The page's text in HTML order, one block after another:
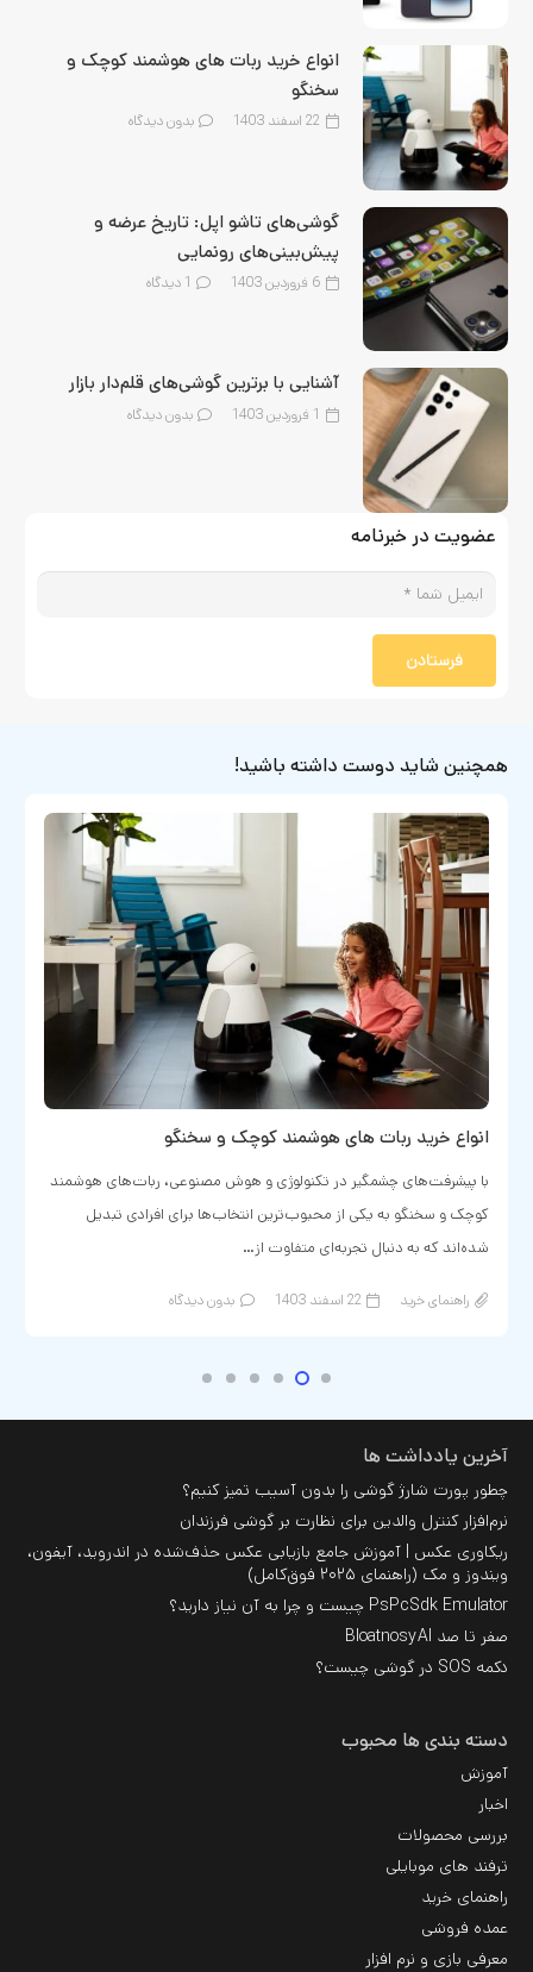
انواع خرید ربات های هوشمند کوچک و
سخنگو
22 اسفند 1403 بدون دیدگاه
گوشی‌های تاشو اپل: تاریخ عرضه و
پیش‌بینی‌های رونمایی
6 فروردین 1403 1 دیدگاه
آشنایی با برترین گوشی‌های قلم‌‌دار بازار
1 فروردین 1403 بدون دیدگاه
عضویت در خبرنامه
فرستادن
همچنین شاید دوست داشته باشید!
انواع خرید ربات های هوشمند کوچک و سخنگو
با پیشرفت‌های چشمگیر در تکنولوژی و هوش مصنوعی، ربات‌های هوشمند
کوچک و سخنگو به یکی از محبوب‌ترین انتخاب‌ها برای افرادی تبدیل
شده‌اند که به دنبال تجربه‌ای متفاوت از…
راهنمای خرید 22 اسفند 1403 بدون دیدگاه
آخرین یادداشت ها
چطور پورت شارژ گوشی را بدون آسیب تمیز کنیم؟
نرم‌افزار کنترل والدین برای نظارت بر گوشی فرزندان
ریکاوری عکس | آموزش جامع بازیابی عکس حذف‌شده در اندروید، آیفون،
ویندوز و مک (راهنمای ۲۰۲۵ فوق‌کامل)
PsPcSdk Emulator چیست و چرا به آن نیاز دارید؟
صفر تا صد BloatnosyAI
دکمه SOS در گوشی چیست؟
دسته بندی ها محبوب
آموزش
اخبار
بررسی محصولات
ترفند های موبایلی
راهنمای خرید
عمده فروشی
معرفی بازی و نرم افزار